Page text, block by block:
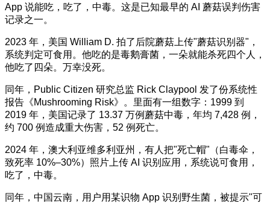
App 说能吃，吃了，中毒。这是已知最早的 AI 蘑菇误判伤害
记录之一。
2023 年，美国 William D. 拍了后院蘑菇上传"蘑菇识别器"，
系统判定可食用。他吃的是毒鹅膏菌，一朵就能杀死四个人，
他吃了四朵。万幸没死。
同年，Public Citizen 研究总监 Rick Claypool 发了份系统性
报告《Mushrooming Risk》。里面有一组数字：1999 到
2019 年，美国记录了 13.37 万例蘑菇中毒，年均 7,428 例，
约 700 例造成重大伤害，52 例死亡。
2024 年，澳大利亚维多利亚州，有人把"死亡帽"（白毒伞，
致死率 10%–30%）照片上传 AI 识别应用，系统说可食用，
吃了，中毒。
同年，中国云南，用户用某识物 App 识别野生菌，被提示"可